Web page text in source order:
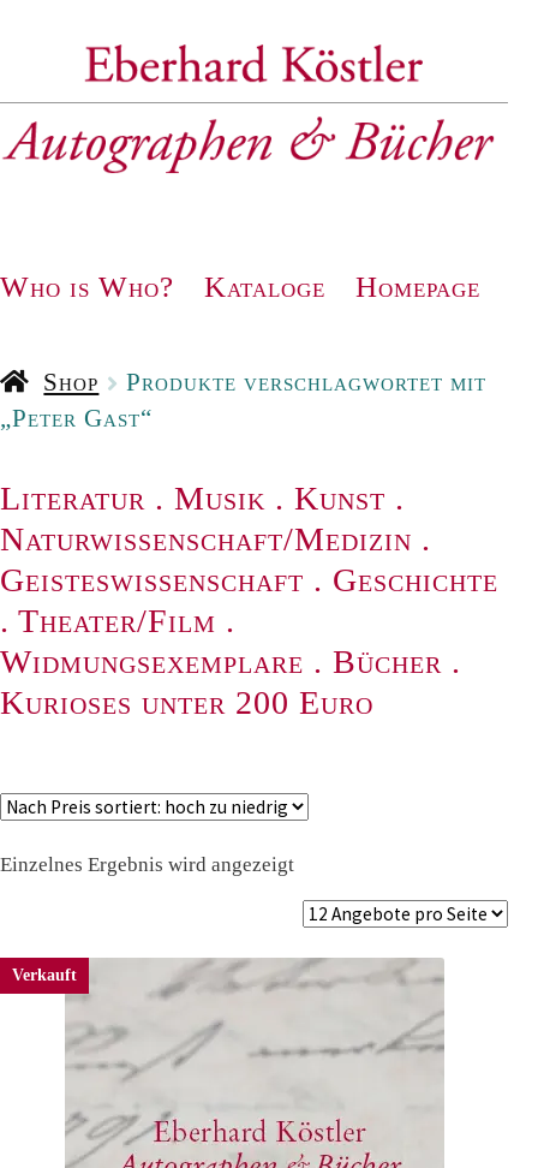
Navigation
Who is Who? Kataloge Homepage
Shop
Produkte verschlagwortet mit
„Peter Gast“
Literatur . Musik . Kunst .
Naturwissenschaft/Medizin .
Geisteswissenschaft . Geschichte
. Theater/Film .
Widmungsexemplare . Bücher .
Kurioses unter 200 Euro
Einzelnes Ergebnis wird angezeigt
Verkauft